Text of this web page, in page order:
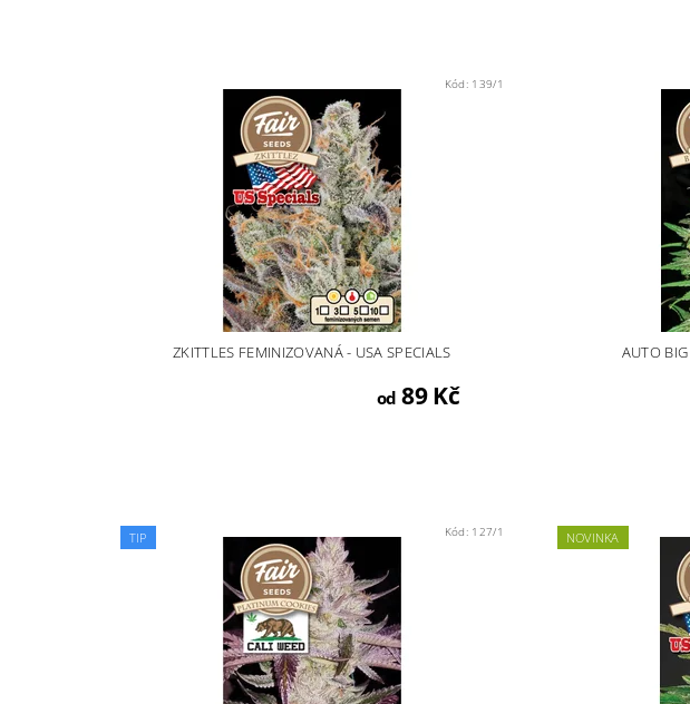
Kód: 139/1
ZKITTLES FEMINIZOVANÁ - USA SPECIALS
od 89 Kč
AUTO
TIP Kód: 127/1 NOVINKA